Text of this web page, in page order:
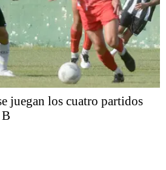
juegan los cuatro partidos